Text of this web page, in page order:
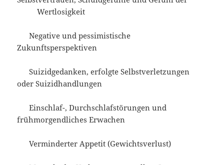
Wertlosigkeit
Negative und pessimistische
Zukunftsperspektiven
Suizidgedanken, erfolgte Selbstverletzungen
oder Suizidhandlungen
Einschlaf-, Durchschlafstörungen und
frühmorgendliches Erwachen
Verminderter Appetit (Gewichtsverlust)